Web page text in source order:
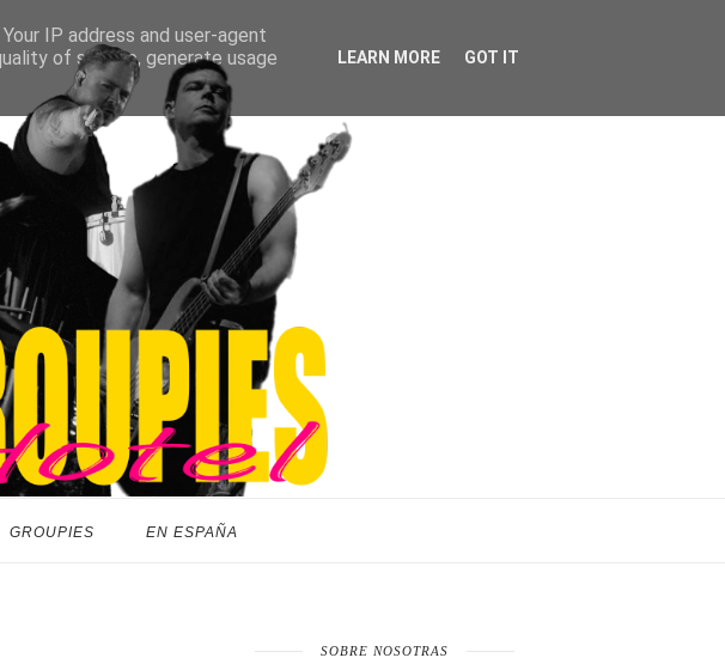
GROUPIES EN ESPAÑA
SOBRE NOSOTRAS
IP address and user-agent
of service, generate usage
LEARN MORE GOT IT